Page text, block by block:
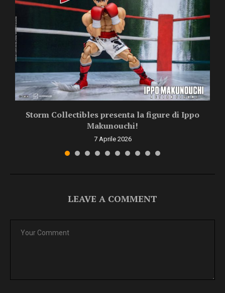
Storm Collectibles presenta la figure di Ippo
Makunouchi!
7 Aprile 2026
LEAVE A COMMENT